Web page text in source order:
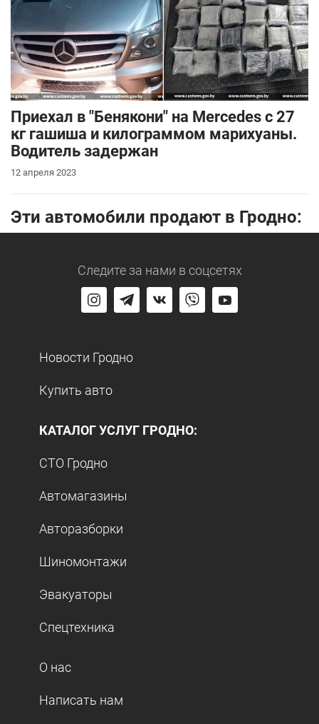
Приехал в "Бенякони" на Mercedes с 27
кг гашиша и килограммом марихуаны.
Водитель задержан
12 апреля 2023
Эти автомобили продают в Гродно:
Следите за нами в соцсетях
Новости Гродно
Купить авто
КАТАЛОГ УСЛУГ ГРОДНО:
СТО Гродно
Автомагазины
Авторазборки
Шиномонтажи
Эвакуаторы
Спецтехника
О нас
Написать нам